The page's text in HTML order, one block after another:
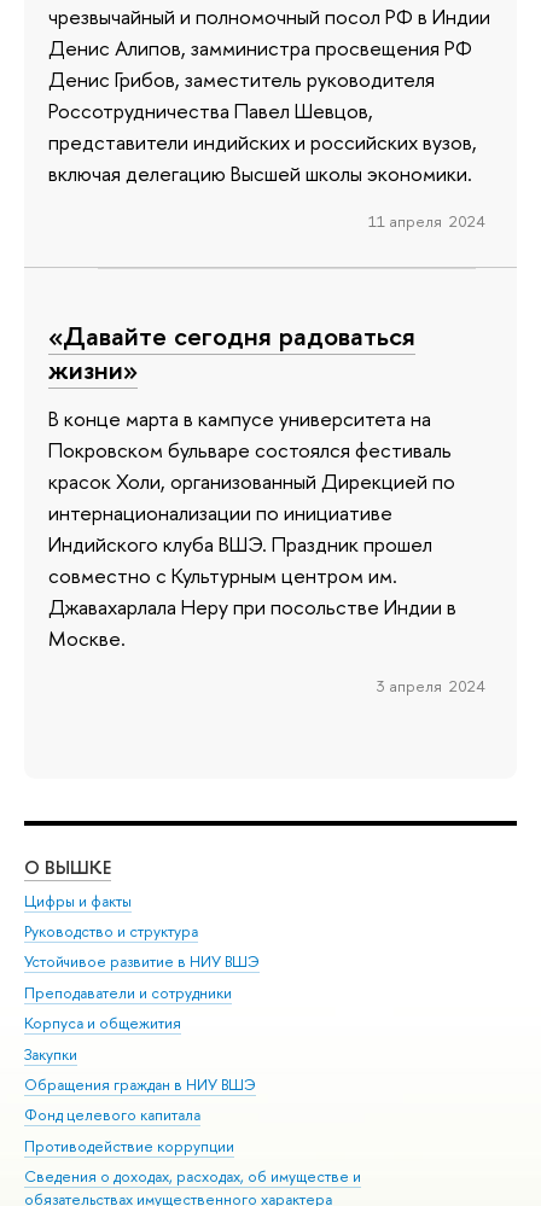
чрезвычайный и полномочный посол РФ в Индии
Денис Алипов, замминистра просвещения РФ
Денис Грибов, заместитель руководителя
Россотрудничества Павел Шевцов,
представители индийских и российских вузов,
включая делегацию Высшей школы экономики.
11 апреля 2024
«Давайте сегодня радоваться
жизни»
В конце марта в кампусе университета на
Покровском бульваре состоялся фестиваль
красок Холи, организованный Дирекцией по
интернационализации по инициативе
Индийского клуба ВШЭ. Праздник прошел
совместно с Культурным центром им.
Джавахарлала Неру при посольстве Индии в
Москве.
3 апреля 2024
О ВЫШКЕ
Цифры и факты
Руководство и структура
Устойчивое развитие в НИУ ВШЭ
Преподаватели и сотрудники
Корпуса и общежития
Закупки
Обращения граждан в НИУ ВШЭ
Фонд целевого капитала
Противодействие коррупции
Сведения о доходах, расходах, об имуществе и
обязательствах имущественного характера